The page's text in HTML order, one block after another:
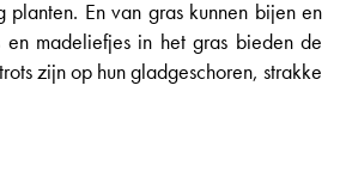
En van gras kunnen bijen en
madeliefjes in het gras bieden de
zijn op hun gladgeschoren, strakke